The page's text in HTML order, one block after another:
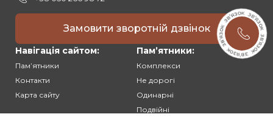
Замовити зворотній дзвінок
Навігація сайтом:
Памʼятники
Контакти
Карта сайту
Памʼятники:
Комплекси
Не дорогі
Одинарні
Подвійні